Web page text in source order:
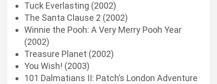
Tuck Everlasting (2002)
The Santa Clause 2 (2002)
Winnie the Pooh: A Very Merry Pooh Year
(2002)
Treasure Planet (2002)
You Wish! (2003)
101 Dalmatians II: Patch’s London Adventure